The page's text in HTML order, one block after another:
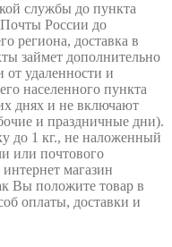
службы до пункта
России до
региона, доставка в
займет дополнительно
от удаленности и
населенного пункта
днях и не включают
и праздничные дни).
до 1 кг., не наложенный
или почтового
магазин
Вы положите товар в
оплаты, доставки и